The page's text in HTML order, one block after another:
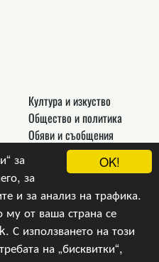
OK!
за
за
и за анализ на трафика.
му от ваша страна се
С използването на този
на „бисквитки“,
Култура и изкуство
Общество и политика
Обяви и съобщения
Новини
Други
Русе, Уеб Дизайн и